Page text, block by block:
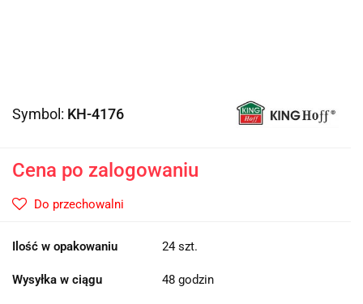
Symbol: KH-4176
Cena po zalogowaniu
Do przechowalni
Ilość w opakowaniu 24 szt.
Wysyłka w ciągu 48 godzin